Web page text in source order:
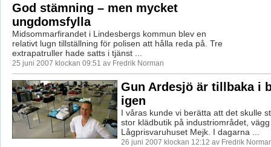
God stämning – men mycket
ungdomsfylla
Midsommarfirandet i Lindesbergs kommun blev en
relativt lugn tillställning för polisen att hålla reda på. Tre
extrapatruller hade satts i tjänst ...
25 juni 2007 klockan 09:51 av Fredrik Norman
Gun Ardesjö är tillbaka i
igen
I våras kunde vi berätta att det skulle
stor klädbutik på industriområdet,
Lågprisvaruhuset Mejk. I dagarna ...
26 juni 2007 klockan 12:12 av Fredrik